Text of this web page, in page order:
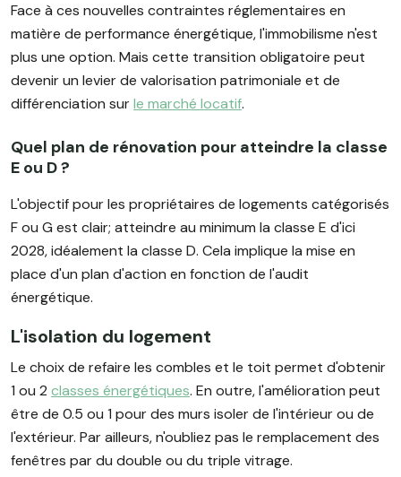
Face à ces nouvelles contraintes réglementaires en
matière de performance énergétique, l'immobilisme n'est
plus une option. Mais cette transition obligatoire peut
devenir un levier de valorisation patrimoniale et de
différenciation surle marché locatif.
Quel plan de rénovation pour atteindre la classe
E ou D ?
L'objectif pour les propriétaires de logements catégorisés
F ou G est clair; atteindre au minimum la classe E d'ici
2028, idéalement la classe D. Cela implique la mise en
place d'un plan d'action en fonction de l'audit
énergétique.
L'isolation du logement
Le choix de refaire les combles et le toit permet d'obtenir
1 ou 2 classes énergétiques. En outre, l'amélioration peut
être de 0.5 ou 1 pour des murs isoler de l'intérieur ou de
l'extérieur. Par ailleurs, n'oubliez pas le remplacement des
fenêtres par du double ou du triple vitrage.